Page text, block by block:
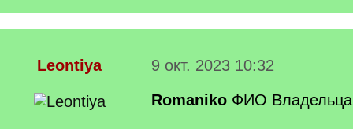
Leontiya
9 окт. 2023 10:32
Romaniko ФИО Владельца